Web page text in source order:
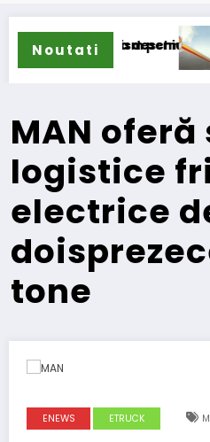
Noutati
procedurii de
DKV Mobility și
MAN
logistice
electrice
tone
ENEWS ETRUCK